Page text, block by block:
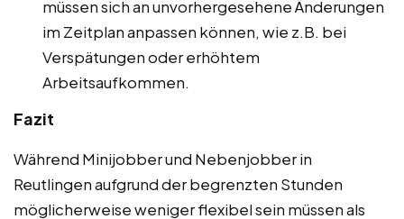
müssen sich an unvorhergesehene Änderungen
im Zeitplan anpassen können, wie z.B. bei
Verspätungen oder erhöhtem
Arbeitsaufkommen.
Fazit
Während Minijobber und Nebenjobber in
Reutlingen aufgrund der begrenzten Stunden
möglicherweise weniger flexibel sein müssen als